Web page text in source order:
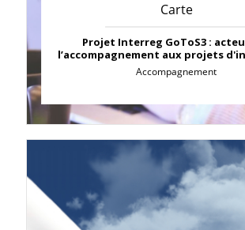
Carte
Projet Interreg GoToS3 :
l’accompagnement aux projets
Accompagnement